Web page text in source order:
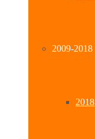
2009-2018
2018